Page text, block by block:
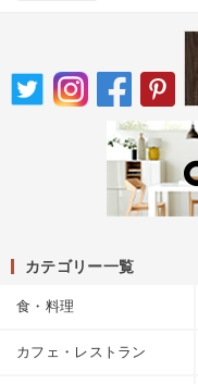
カテゴリー一覧
食・料理
カフェ・レストラン